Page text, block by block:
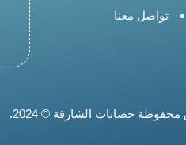
تواصل معنا
حضانات الشارقة © 2024.